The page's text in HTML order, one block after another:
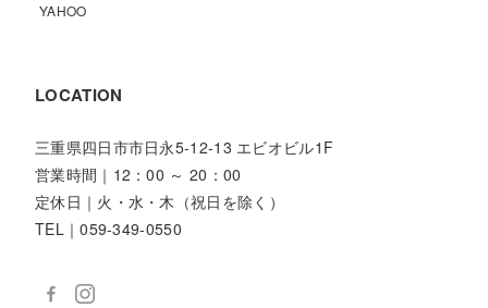
YAHOO
LOCATION
三重県四日市市日永5-12-13 エビオビル1F
営業時間｜12：00 ～ 20：00
定休日｜火・水・木（祝日を除く）
TEL｜059-349-0550